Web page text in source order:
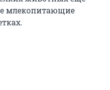
млекопитающие